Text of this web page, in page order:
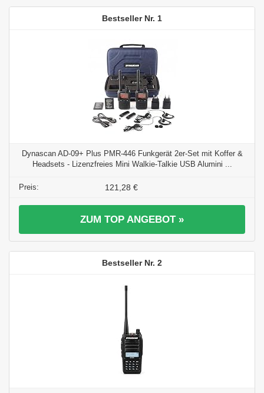
1
Dynascan AD-09+ Plus PMR-446 Funkgerät 2er-Set mit Koffer &
Headsets - Lizenzfreies Mini Walkie-Talkie USB Alumini ...
121,28 €
ZUM TOP ANGEBOT »
2